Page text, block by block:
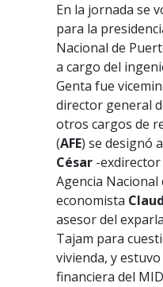
En la jornada se
para la
Nacional de
a cargo del
Genta fue
director general
otros cargos de
(AFE) se designó
César -exdirector
Agencia Nacional
economista
asesor del
Tajam para
vivienda, y
financiera del